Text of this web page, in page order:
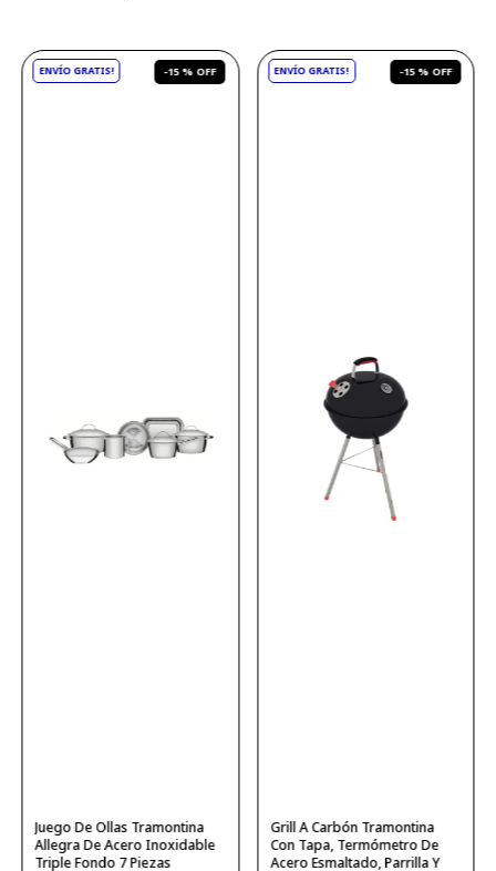
-15 %
Juego De Ollas Tramontina
Allegra De Acero Inoxidable
Triple Fondo 7 Piezas
-15 %
Grill A Carbón Tramontina
Con Tapa, Termómetro De
Acero Esmaltado, Parrilla Y